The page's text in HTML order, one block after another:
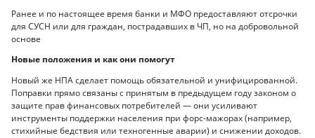
Ранее и по настоящее время банки и МФО предоставляют отсрочки
для СУСН или для граждан, пострадавших в ЧП, но на добровольной
основе
Новые положения и как они помогут
Новый же НПА сделает помощь обязательной и унифицированной.
Поправки прямо связаны с принятым в предыдущем году законом о
защите прав финансовых потребителей — они усиливают
инструменты поддержки населения при форс-мажорах (например,
стихийные бедствия или техногенные аварии) и снижении доходов.